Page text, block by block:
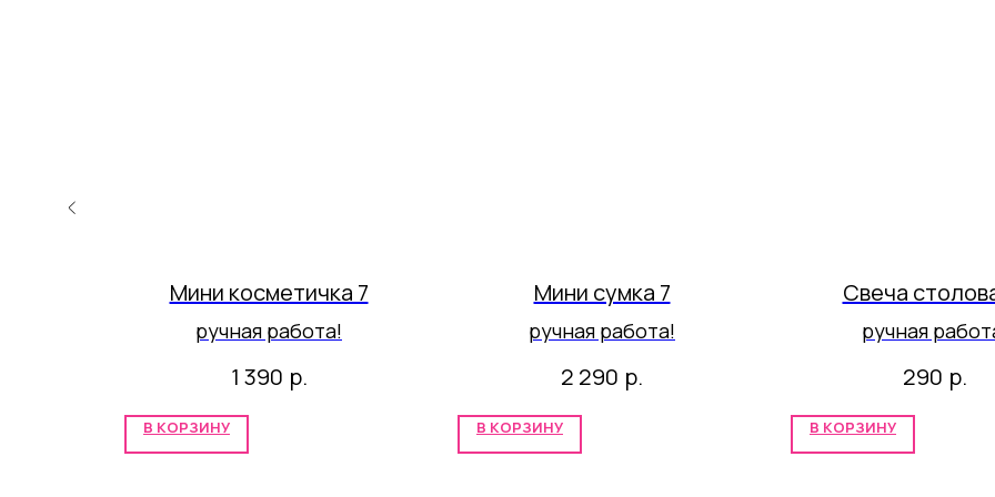
Мини косметичка 7
ручная работа!
1 390 р.
В КОРЗИНУ
Мини сумка 7
ручная работа!
2 290 р.
В КОРЗИНУ
Свеча
ручная
290 р.
В КОРЗИНУ